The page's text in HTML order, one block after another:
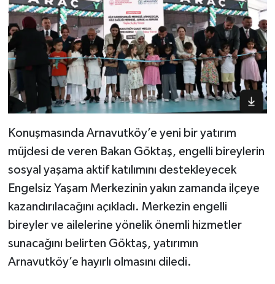
Konuşmasında Arnavutköy’e yeni bir yatırım
müjdesi de veren Bakan Göktaş, engelli bireylerin
sosyal yaşama aktif katılımını destekleyecek
Engelsiz Yaşam Merkezinin yakın zamanda ilçeye
kazandırılacağını açıkladı. Merkezin engelli
bireyler ve ailelerine yönelik önemli hizmetler
sunacağını belirten Göktaş, yatırımın
Arnavutköy’e hayırlı olmasını diledi.